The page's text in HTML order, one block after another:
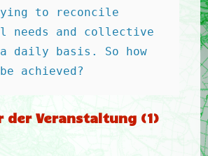
to reconcile
needs and collective
daily basis. So how
achieved?
der Veranstaltung (1)